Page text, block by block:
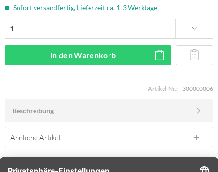
Sofort versandfertig, Lieferzeit ca. 1-3 Werktage
In denWarenkorb
Artikel-Nr.: 300000006
Beschreibung
Ähnliche Artikel